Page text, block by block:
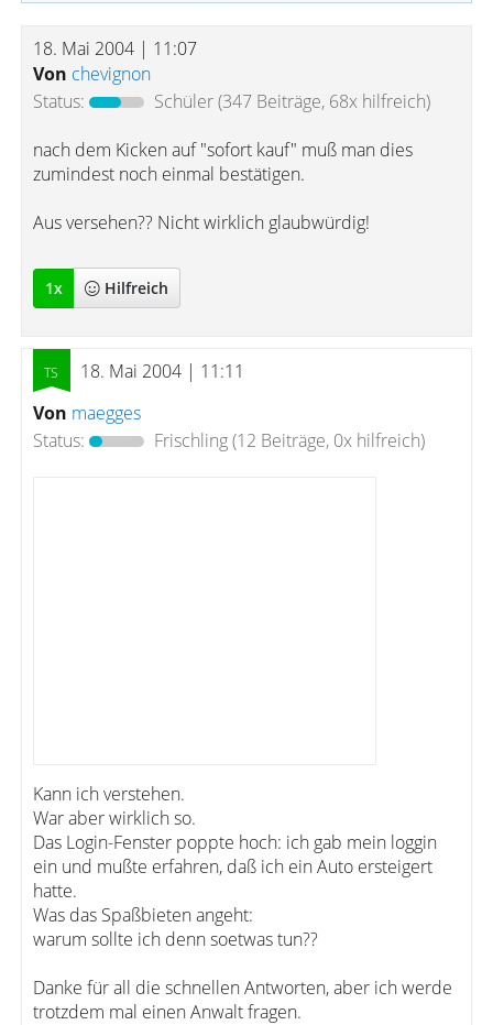
18. Mai 2004 | 11:07
Von chevignon
Status:
Schüler(347 Beiträge, 68x hilfreich)
nach dem Kicken auf "sofort kauf" muß man dies
zumindest noch einmal bestätigen.
Aus versehen?? Nicht wirklich glaubwürdig!
1x Hilfreich
18. Mai 2004 | 11:11
Von maegges
Status:
Frischling(12 Beiträge, 0x hilfreich)
Kann ich verstehen.
War aber wirklich so.
Das Login-Fenster poppte hoch: ich gab mein loggin
ein und mußte erfahren, daß ich ein Auto ersteigert
hatte.
Was das Spaßbieten angeht:
warum sollte ich denn soetwas tun??
Danke für all die schnellen Antworten, aber ich werde
trotzdem mal einen Anwalt fragen.